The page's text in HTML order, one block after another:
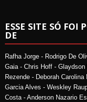
ESSE SITE SÓ FOI
DE
Rafha Jorge - Rodrigo De
Gaia - Chris Hoff -
Rezende - Deborah
Garcia Alves - Weskley
Costa - Anderson Nazario